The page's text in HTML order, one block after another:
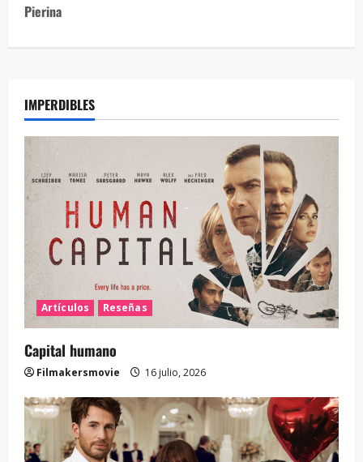
Pierina
IMPERDIBLES
Artículos Reseñas
Capital humano
Filmakersmovie 16 julio, 2026